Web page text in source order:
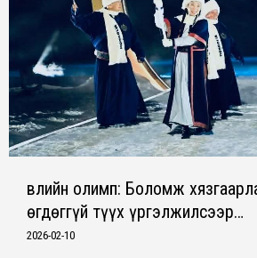
Өвлийн олимп: Боломж
өгдөггүй түүх үргэлжилсээр…
2026-02-10